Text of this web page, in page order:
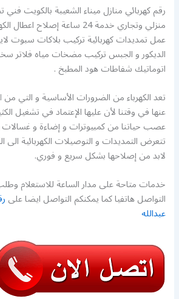
رقم كهربائي منازل ميناء الشعيبة بالكويت فني
منزلي وتجاري خدمة 24 ساعة
عمل تمديدات كهربائية تركيب بلاكات سبوت
الديكور و الجبس تركيب مضخات مياه فلاتر
اتوماتيك شفاطات هود المطبخ .
تعد الكهرباء من الضرورات الأساسية و التي من
عنها في وقتنا لأن عليها الإعتماد في تشغيل
عصب حياتنا من كمبيوترات و إضاءة و غسالات
تتعرض التمديدات و التوصيلات الكهربائية الى
لابد من إصلاحها بشكل سريع و فوري.
خدمات متاحة على مدار الساعة للاستعلام
التواصل هاتفيا كما يمكنكم التواصل ايضا على
عبدالله